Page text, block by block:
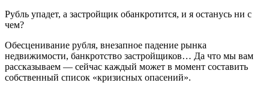
Рубль упадет, а застройщик обанкротится, и я останусь ни с
чем?
Обесценивание рубля, внезапное падение рынка
недвижимости, банкротство застройщиков… Да что мы вам
рассказываем — сейчас каждый может в момент составить
собственный список «кризисных опасений».